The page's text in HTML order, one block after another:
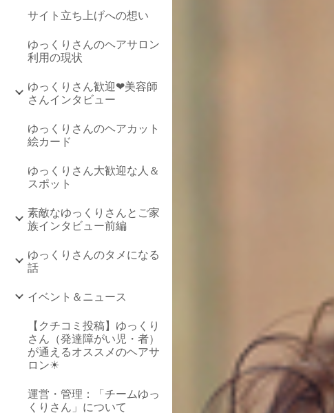
サイト立ち上げへの想い
ゆっくりさんのヘアサロン
利用の現状
ゆっくりさん歓迎❤美容師
さんインタビュー
ゆっくりさんのヘアカット
絵カード
ゆっくりさん大歓迎な人＆
スポット
素敵なゆっくりさんとご家
族インタビュー前編
ゆっくりさんのタメになる
話
イベント＆ニュース
【クチコミ投稿】ゆっくり
さん（発達障がい児・者）
が通えるオススメのヘアサ
ロン☀
運営・管理：「チームゆっ
くりさん」について